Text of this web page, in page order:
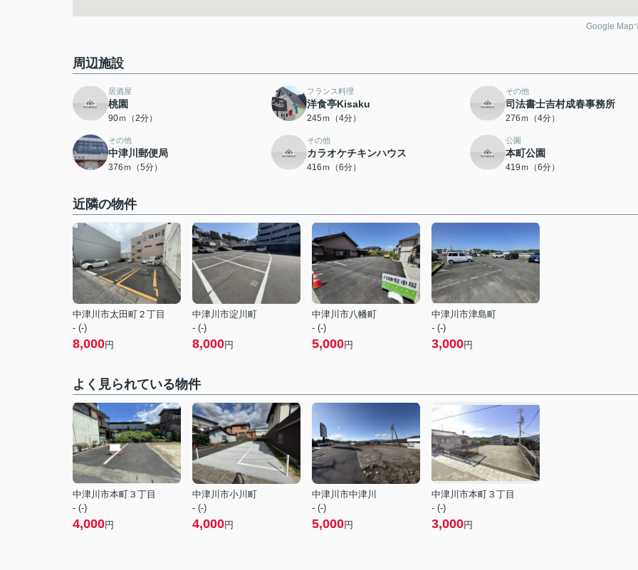
Google Map
周辺施設
居酒屋
桃園
90ｍ（2分）
フランス料理
洋食亭Kisaku
245ｍ（4分）
その他
司法書士吉村成春事務所
276ｍ（4分）
その他
中津川郵便局
376ｍ（5分）
その他
カラオケチキンハウス
416ｍ（6分）
公園
本町公園
419ｍ（6分）
近隣の物件
中津川市太田町２丁目
- (-)
8,000円
中津川市淀川町
- (-)
8,000円
中津川市八幡町
- (-)
5,000円
中津川市津島町
- (-)
3,000円
よく見られている物件
中津川市本町３丁目
- (-)
4,000円
中津川市小川町
- (-)
4,000円
中津川市中津川
- (-)
5,000円
中津川市本町３丁目
- (-)
3,000円